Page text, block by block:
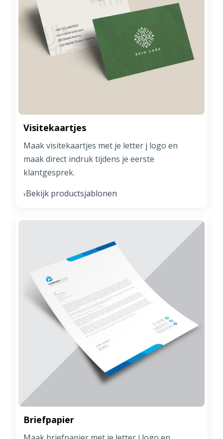
Visitekaartjes
Maak visitekaartjes met je letter j logo en
maak direct indruk tijdens je eerste
klantgesprek.
›Bekijk productsjablonen
Briefpapier